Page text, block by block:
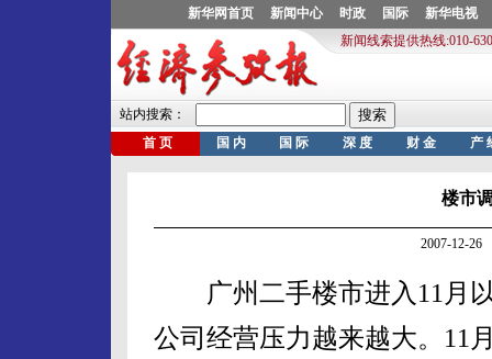
楼市
2007-12-26
广州二手楼市进入11月以
公司经营压力越来越大。11